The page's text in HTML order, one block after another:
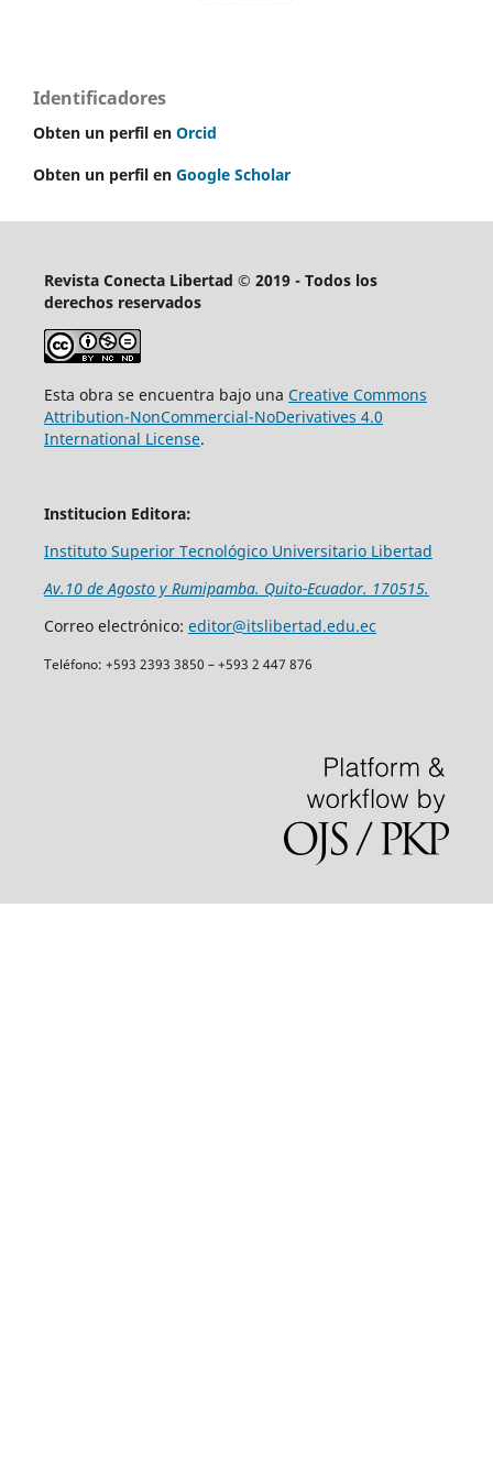
Identificadores
Obten un perfil en Orcid
Obten un perfil en Google Scholar
Revista Conecta Libertad © 2019 - Todos los
derechos reservados
Esta obra se encuentra bajo una Creative Commons
Attribution-NonCommercial-NoDerivatives 4.0
International License.
Institucion Editora:
Instituto Superior Tecnológico Universitario Libertad
Av.10 de Agosto y Rumipamba. Quito-Ecuador. 170515.
Correo electrónico: editor@itslibertad.edu.ec
Teléfono: +593 2393 3850 – +593 2 447 876